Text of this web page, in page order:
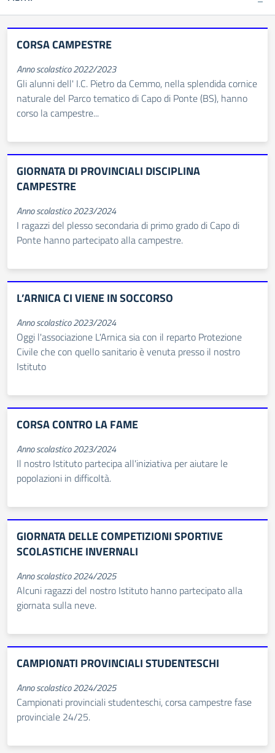
CORSA CAMPESTRE
Anno scolastico 2022/2023
Gli alunni dell' I.C. Pietro da Cemmo, nella splendida cornice
naturale del Parco tematico di Capo di Ponte (BS), hanno
corso la campestre...
GIORNATA DI PROVINCIALI DISCIPLINA
CAMPESTRE
Anno scolastico 2023/2024
I ragazzi del plesso secondaria di primo grado di Capo di
Ponte hanno partecipato alla campestre.
L’ARNICA CI VIENE IN SOCCORSO
Anno scolastico 2023/2024
Oggi l'associazione L'Arnica sia con il reparto Protezione
Civile che con quello sanitario è venuta presso il nostro
Istituto
CORSA CONTRO LA FAME
Anno scolastico 2023/2024
Il nostro Istituto partecipa all'iniziativa per aiutare le
popolazioni in difficoltà.
GIORNATA DELLE COMPETIZIONI SPORTIVE
SCOLASTICHE INVERNALI
Anno scolastico 2024/2025
Alcuni ragazzi del nostro Istituto hanno partecipato alla
giornata sulla neve.
CAMPIONATI PROVINCIALI STUDENTESCHI
Anno scolastico 2024/2025
Campionati provinciali studenteschi, corsa campestre fase
provinciale 24/25.